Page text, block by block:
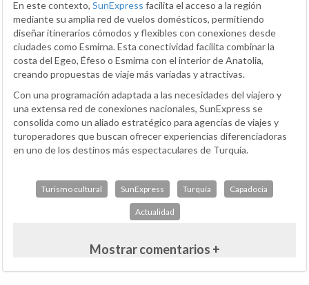
En este contexto, SunExpress facilita el acceso a la región
mediante su amplia red de vuelos domésticos, permitiendo
diseñar itinerarios cómodos y flexibles con conexiones desde
ciudades como Esmirna. Esta conectividad facilita combinar la
costa del Egeo, Éfeso o Esmirna con el interior de Anatolia,
creando propuestas de viaje más variadas y atractivas.
Con una programación adaptada a las necesidades del viajero y
una extensa red de conexiones nacionales, SunExpress se
consolida como un aliado estratégico para agencias de viajes y
turoperadores que buscan ofrecer experiencias diferenciadoras
en uno de los destinos más espectaculares de Turquía.
Turismo cultural SunExpress Turquía Capadocia
Actualidad
Mostrar comentarios +